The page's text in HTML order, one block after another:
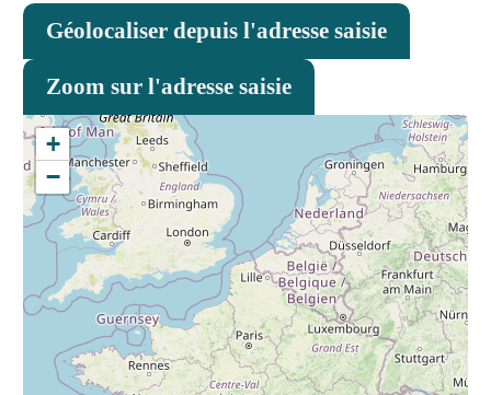
Géolocaliser depuis l'adresse saisie
Zoom sur l'adresse saisie
+
−